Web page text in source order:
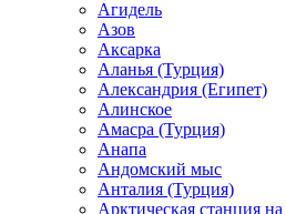
Агидель
Азов
Аксарка
Аланья (Турция)
Александрия (Египет)
Алинское
Амасра (Турция)
Анапа
Андомский мыс
Анталия (Турция)
Арктическая станция на